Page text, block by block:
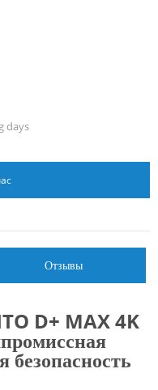
days
Отзывы
D+ MAX 4K
безопасность